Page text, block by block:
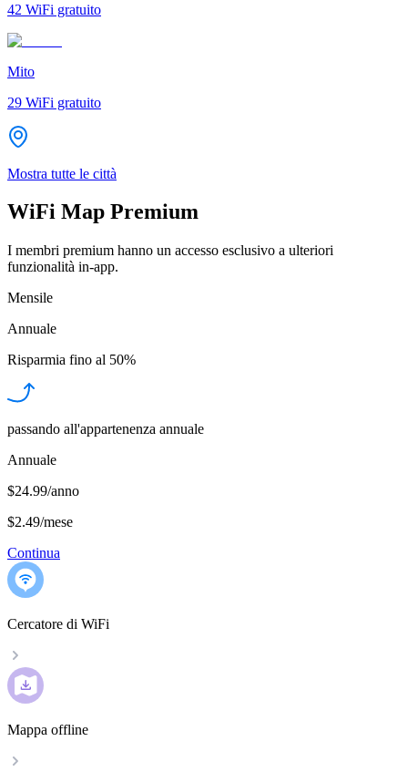
42 WiFi gratuito
Mito
29 WiFi gratuito
Mostra tutte le città
WiFi Map Premium
I membri premium hanno un accesso esclusivo a ulteriori
funzionalità in-app.
Mensile
Annuale
Risparmia fino al 50%
passando all'appartenenza annuale
Annuale
$24.99/anno
$2.49/mese
Continua
Cercatore di WiFi
Mappa offline